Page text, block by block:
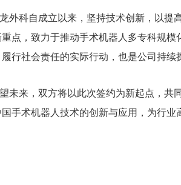
外科自成立以来，坚持技术创新，以提
重点，致力于推动手术机器人多专科规
行社会责任的实际行动，也是公司持续
未来，双方将以此次签约为新起点，共
手术机器人技术的创新与应用，为行业